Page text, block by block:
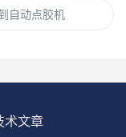
自动点胶机
术文章